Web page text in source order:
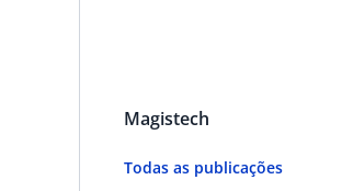
Magistech
Todas as publicações